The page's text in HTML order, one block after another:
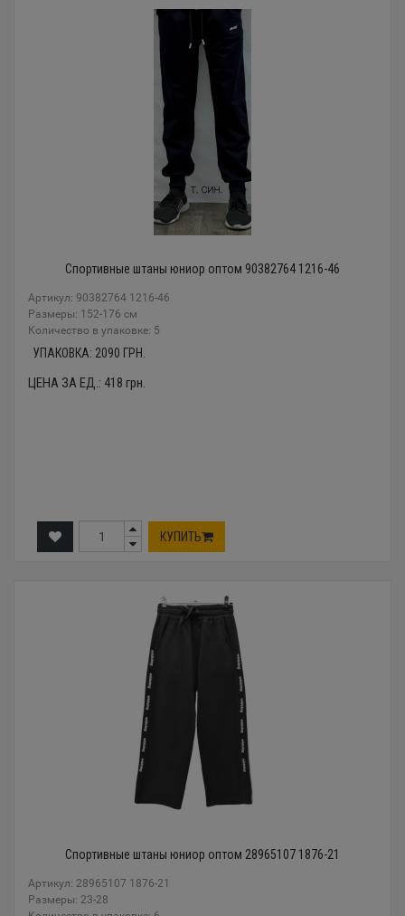
Спортивные штаны юниор оптом 90382764 1216-46
Артикул: 90382764 1216-46
Размеры: 152-176 см
Количество в упаковке: 5
УПАКОВКА: 2090 ГРН.
ЦЕНА ЗА ЕД.: 418 грн.
КУПИТЬ
Спортивные штаны юниор оптом 28965107 1876-21
Артикул: 28965107 1876-21
Размеры: 23-28